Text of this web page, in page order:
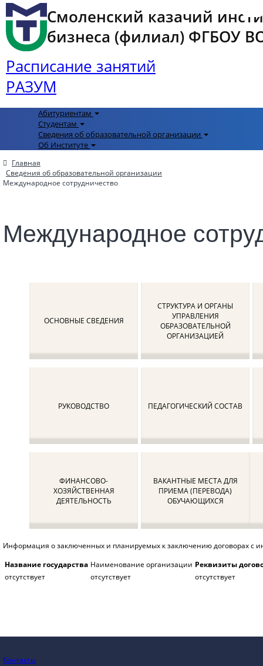
Смоленский казачий
бизнеса (филиал) ФГБОУ
Расписание занятий
РАЗУМ
Абитуриентам
Студентам
Сведения об образовательной организации
Об Институте
Главная
Сведения об образовательной организации
Международное сотрудничество
Международное
ОСНОВНЫЕ СВЕДЕНИЯ
СТРУКТУРА И ОРГАНЫ
УПРАВЛЕНИЯ
ОБРАЗОВАТЕЛЬНОЙ
ОРГАНИЗАЦИЕЙ
РУКОВОДСТВО ПЕДАГОГИЧЕСКИЙ СОСТАВ
ФИНАНСОВО-
ХОЗЯЙСТВЕННАЯ
ДЕЯТЕЛЬНОСТЬ
ВАКАНТНЫЕ МЕСТА ДЛЯ
ПРИЕМА (ПЕРЕВОДА)
ОБУЧАЮЩИХСЯ
Информация о заключенных и планируемых к заключению договорах с
Название государства Наименование организации Реквизиты
отсутствует
отсутствует отсутствует
Контакты